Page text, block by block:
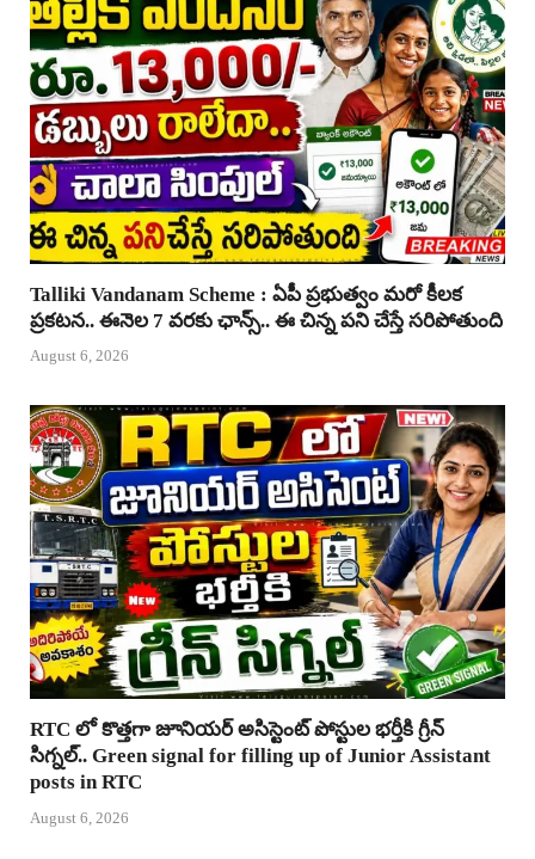
Talliki Vandanam Scheme : ఏపీ ప్రభుత్వం మరో కీలక
ప్రకటన.. ఈనెల 7 వరకు ఛాన్స్.. ఈ చిన్న పని చేస్తే సరిపోతుంది
August 6, 2026
RTC లో కొత్తగా జూనియర్ అసిస్టెంట్ పోస్టుల భర్తీకి గ్రీన్
సిగ్నల్.. Green signal for filling up of Junior Assistant
posts in RTC
August 6, 2026